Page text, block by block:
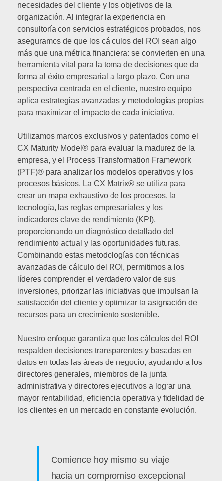
necesidades del cliente y los objetivos de la
organización. Al integrar la experiencia en
consultoría con servicios estratégicos probados, nos
aseguramos de que los cálculos del ROI sean algo
más que una métrica financiera: se convierten en una
herramienta vital para la toma de decisiones que da
forma al éxito empresarial a largo plazo. Con una
perspectiva centrada en el cliente, nuestro equipo
aplica estrategias avanzadas y metodologías propias
para maximizar el impacto de cada iniciativa.
Utilizamos marcos exclusivos y patentados como el
CX Maturity Model® para evaluar la madurez de la
empresa, y el Process Transformation Framework
(PTF)® para analizar los modelos operativos y los
procesos básicos. La CX Matrix® se utiliza para
crear un mapa exhaustivo de los procesos, la
tecnología, las reglas empresariales y los
indicadores clave de rendimiento (KPI),
proporcionando un diagnóstico detallado del
rendimiento actual y las oportunidades futuras.
Combinando estas metodologías con técnicas
avanzadas de cálculo del ROI, permitimos a los
líderes comprender el verdadero valor de sus
inversiones, priorizar las iniciativas que impulsan la
satisfacción del cliente y optimizar la asignación de
recursos para un crecimiento sostenible.
Nuestro enfoque garantiza que los cálculos del ROI
respalden decisiones transparentes y basadas en
datos en todas las áreas de negocio, ayudando a los
directores generales, miembros de la junta
administrativa y directores ejecutivos a lograr una
mayor rentabilidad, eficiencia operativa y fidelidad de
los clientes en un mercado en constante evolución.
Comience hoy mismo su viaje
hacia un compromiso excepcional